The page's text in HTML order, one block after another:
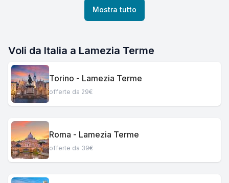
Mostra tutto
Voli da Italia a Lamezia Terme
Torino - Lamezia Terme
offerte da 29€
Roma - Lamezia Terme
offerte da 39€